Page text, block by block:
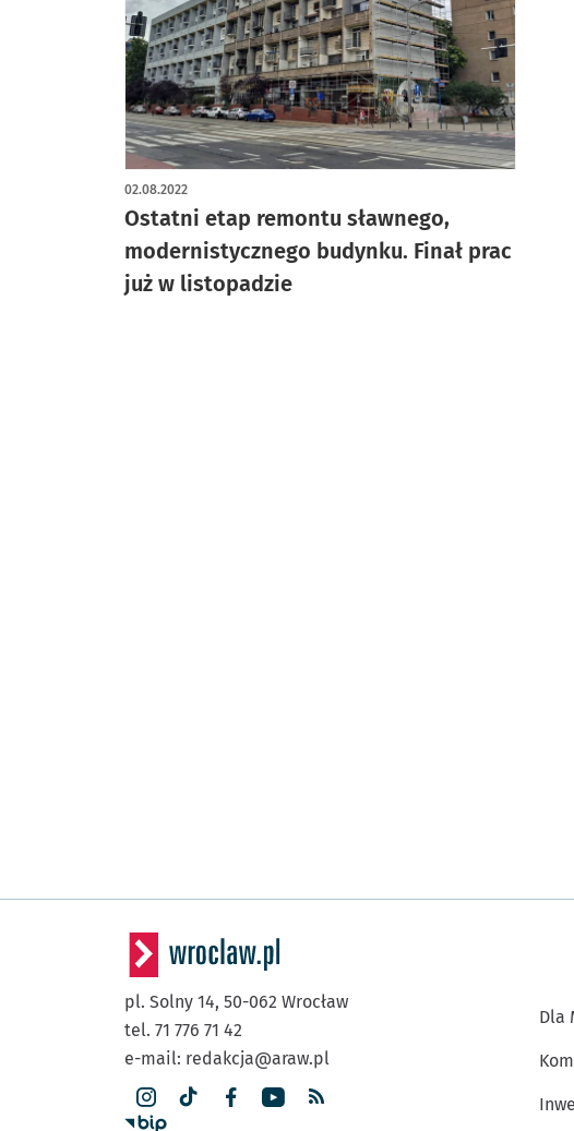
Ostatni etap remontu sławnego,
modernistycznego budynku. Finał prac
już w listopadzie
02.08.2022
pl. Solny 14, 50-062 Wrocław
tel. 71 776 71 42
e-mail: redakcja@araw.pl
Dla